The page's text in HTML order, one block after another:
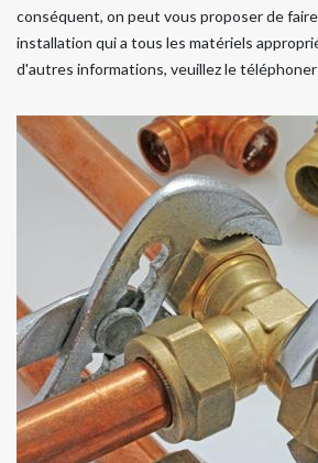
conséquent, on peut vous proposer de
installation qui a tous les matériels
d'autres informations, veuillez le